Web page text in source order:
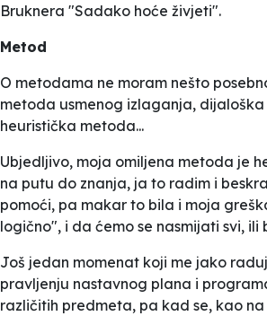
Bruknera "Sadako hoće živjeti".
Metod
O metodama ne moram nešto
metoda usmenog izlaganja,
heuristička metoda...
Ubjedljivo, moja omiljena metoda je
na putu do znanja, ja to radim i
pomoći, pa makar to bila i moja
logično", i da ćemo se nasmijati svi, ili
Još jedan momenat koji me jako
pravljenju nastavnog plana i
različitih predmeta, pa kad se, kao